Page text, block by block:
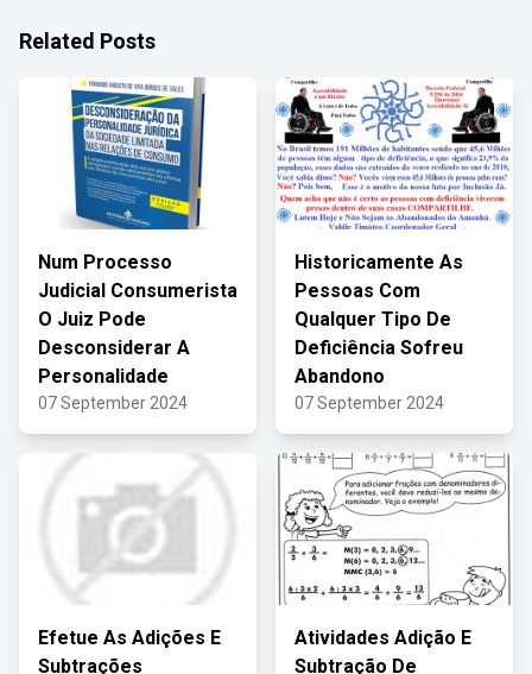
Related Posts
Num Processo
Judicial Consumerista
O Juiz Pode
Desconsiderar A
Personalidade
07 September 2024
Historicamente As
Pessoas Com
Qualquer Tipo De
Deficiência Sofreu
Abandono
07 September 2024
Efetue As Adições E
Subtrações
Atividades Adição E
Subtração De